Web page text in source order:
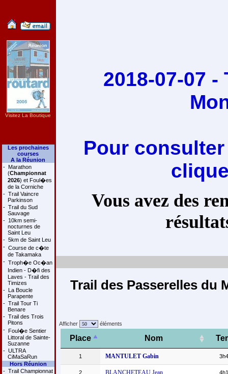
Visitez La Boutique
Les prochaines
courses
A la Réunion
- Marathon
(Championnat
2026) et Foul�es
de la Corniche
- Trail Vaincre
Parkinson
- Trail du Sud
Sauvage
- 10km semi-
nocturnes de
Saint Leu
- 5km de Saint Leu
- Course de c�te
de Takamaka
- Troph�e Oc�an
Indien - D�fi des
Laves - Trail des
Timizes
- La Boucle
Parapente
- Trail Tour Ti
Benare
- Trail des Trois
Pitons
- Foul�e Sentier
Littoral de Sainte-
Suzanne
- ULTRA
CiMaSaRun
Hors Réunion
- Trail Championnat
2018-07-07
Pour
Vous avez des
Trail des Passerelles du
Afficher éléments
Place Nom
1 MANTULET Gabin
2 BLANCHETEAU Jean